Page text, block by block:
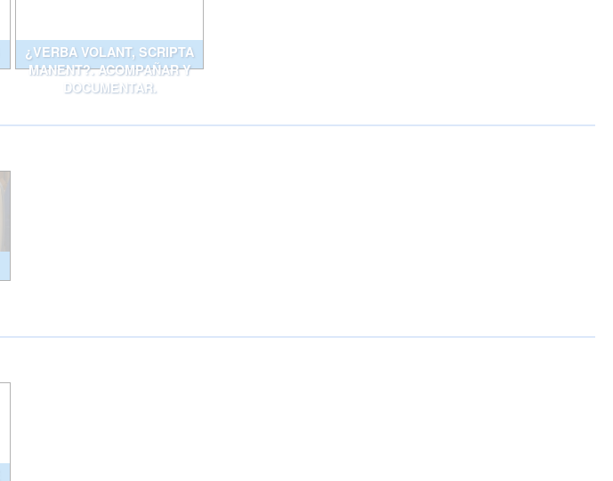
¿VERBA VOLANT, SCRIPTA
MANENT?. ACOMPAÑAR Y
DOCUMENTAR.